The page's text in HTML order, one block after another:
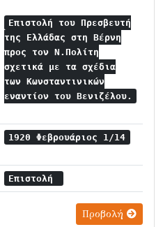
Επιστολή του Πρεσβευτή
της Ελλάδας στη Βέρνη
προς τον Ν.Πολίτη
σχετικά με τα σχέδια
των Κωνσταντινικών
εναντίον του Βενιζέλου.
1920 Φεβρουάριος 1/14
Επιστολή
Προβολή